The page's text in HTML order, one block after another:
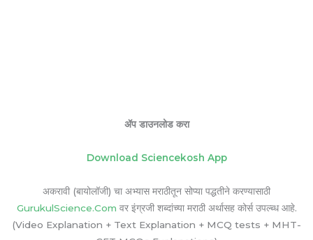
ॲप डाउनलोड करा
Download Sciencekosh App
अकरावी (बायोलॉजी) चा अभ्यास मराठीतून सोप्या पद्धतीने करण्यासाठी
GurukulScience.Com वर इंग्रजी शब्दांच्या मराठी अर्थासह कोर्स उपल्ब्ध आहे.
(Video Explanation + Text Explanation + MCQ tests + MHT-